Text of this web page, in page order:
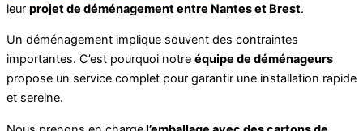
leur projet de déménagement entre Nantes et Brest.
Un déménagement implique souvent des contraintes
importantes. C’est pourquoi notre équipe de déménageurs
propose un service complet pour garantir une installation rapide
et sereine.